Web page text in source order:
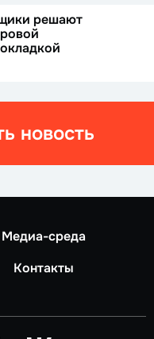
решают
новость
Медиа-среда
Контакты